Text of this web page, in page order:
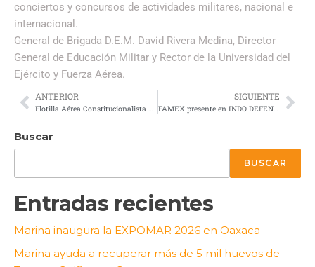
conciertos y concursos de actividades militares, nacional e
internacional.
General de Brigada D.E.M. David Rivera Medina, Director
General de Educación Militar y Rector de la Universidad del
Ejército y Fuerza Aérea.
ANTERIOR
Flotilla Aérea Constitucionalista Primera Parte
SIGUIENTE
FAMEX presente en INDO DEFENCE 2022
Buscar
BUSCAR
Entradas recientes
Marina inaugura la EXPOMAR 2026 en Oaxaca
Marina ayuda a recuperar más de 5 mil huevos de